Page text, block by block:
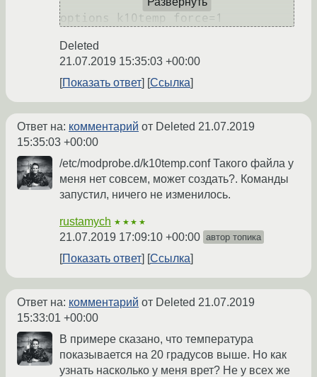
options k10temp force=1
Deleted
21.07.2019 15:35:03 +00:00
Показать ответ
Ссылка
Ответ на: комментарий от Deleted 21.07.2019
15:35:03 +00:00
/etc/modprobe.d/k10temp.conf Такого файла у
меня нет совсем, может создать?. Команды
запустил, ничего не изменилось.
rustamych ★★★★
21.07.2019 17:09:10 +00:00 автор топика
Показать ответ Ссылка
Ответ на: комментарий от Deleted 21.07.2019
15:33:01 +00:00
В примере сказано, что температура
показывается на 20 градусов выше. Но как
узнать насколько у меня врет? Не у всех же